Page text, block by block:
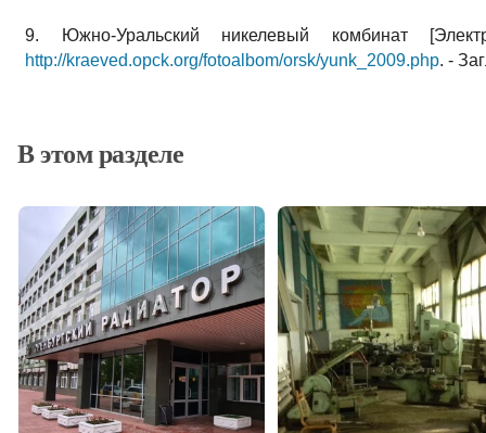
9. Южно-Уральский никелевый комбинат
http://kraeved.opck.org/fotoalbom/orsk/yunk_2009.php. -
В этом разделе